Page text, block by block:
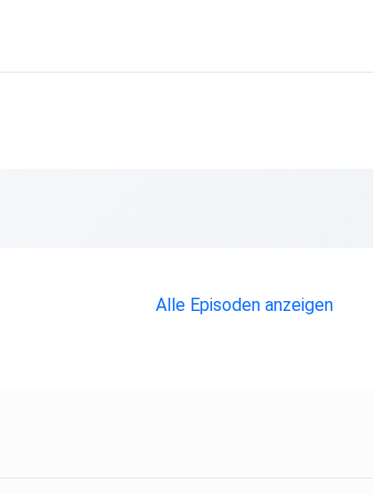
Alle Episoden anzeigen